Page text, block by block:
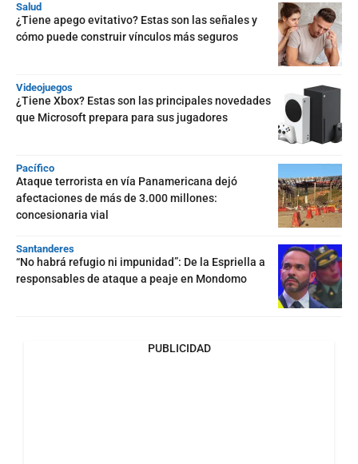
Salud
¿Tiene apego evitativo? Estas son las señales y
cómo puede construir vínculos más seguros
Videojuegos
¿Tiene Xbox? Estas son las principales novedades
que Microsoft prepara para sus jugadores
Pacífico
Ataque terrorista en vía Panamericana dejó
afectaciones de más de 3.000 millones:
concesionaria vial
Santanderes
“No habrá refugio ni impunidad”: De la Espriella a
responsables de ataque a peaje en Mondomo
PUBLICIDAD